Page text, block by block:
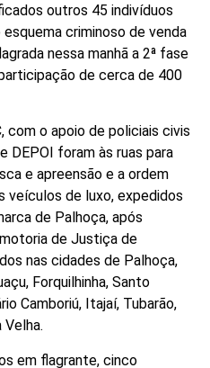
outros 45 indivíduos
criminoso de venda
nessa manhã a 2ª fase
de cerca de 400
com o apoio de policiais civis
DEPOI foram às ruas para
e apreensão e a ordem
veículos de luxo, expedidos
de Palhoça, após
de Justiça de
nas cidades de Palhoça,
Forquilhinha, Santo
Camboriú, Itajaí, Tubarão,
Velha.
em flagrante, cinco